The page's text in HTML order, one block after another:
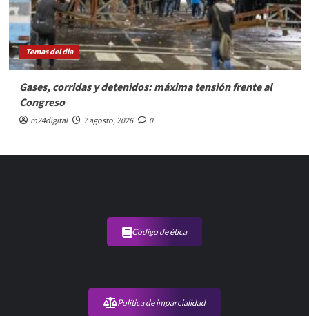
Temas del dia
Gases, corridas y detenidos: máxima tensión frente al
Congreso
m24digital 7 agosto, 2026 0
Código de ética
Política de imparcialidad